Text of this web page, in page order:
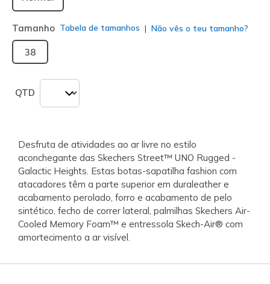
Tamanho Tabela de tamanhos Não vês o teu tamanho?
38
QTD
Desfruta de atividades ao ar livre no estilo
aconchegante das Skechers Street™ UNO Rugged -
Galactic Heights. Estas botas-sapatilha fashion com
atacadores têm a parte superior em duraleather e
acabamento perolado, forro e acabamento de pelo
sintético, fecho de correr lateral, palmilhas Skechers Air-
Cooled Memory Foam™ e entressola Skech-Air® com
amortecimento a ar visível.